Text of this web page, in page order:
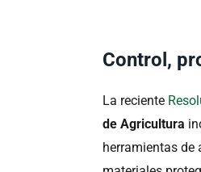
Control,
La reciente
de Agricultura
herramientas de